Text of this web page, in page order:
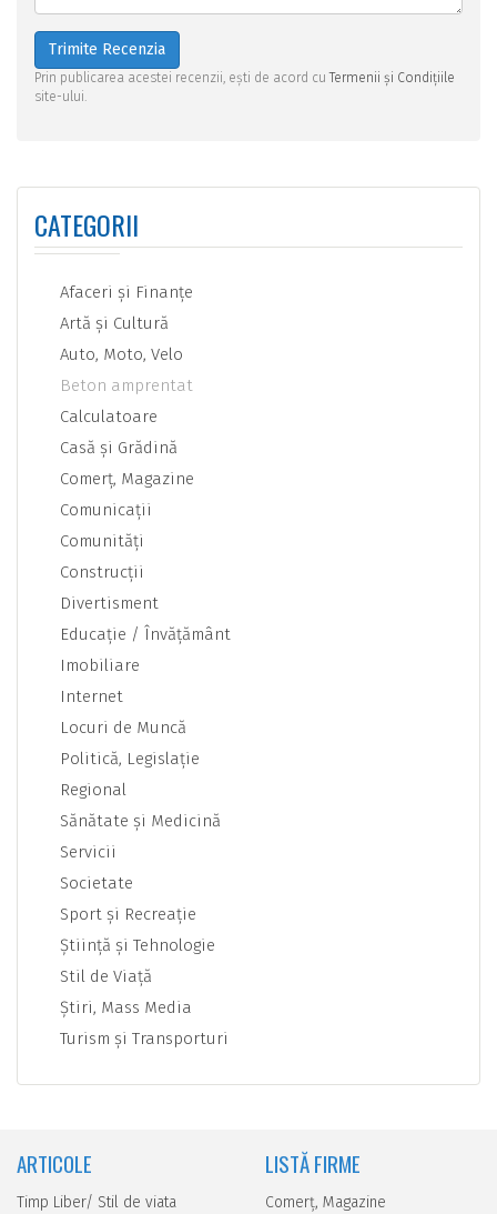
Trimite Recenzia
Prin publicarea acestei recenzii, ești de acord cuTermenii și Condițiile
site-ului.
CATEGORII
Afaceri şi Finanţe
Artă şi Cultură
Auto, Moto, Velo
Beton amprentat
Calculatoare
Casă şi Grădină
Comerţ, Magazine
Comunicaţii
Comunităţi
Construcţii
Divertisment
Educaţie / Învăţământ
Imobiliare
Internet
Locuri de Muncă
Politică, Legislaţie
Regional
Sănătate şi Medicină
Servicii
Societate
Sport şi Recreaţie
Ştiinţă şi Tehnologie
Stil de Viaţă
Ştiri, Mass Media
Turism şi Transporturi
ARTICOLE
Timp Liber/ Stil de viata
LISTĂ FIRME
Comerţ, Magazine